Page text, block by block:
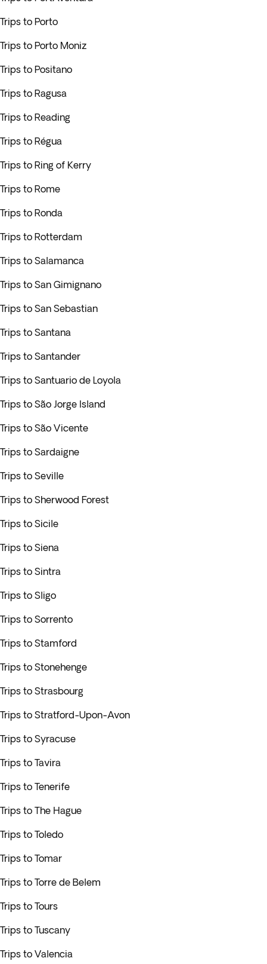
Trips to Porto
Trips to Porto Moniz
Trips to Positano
Trips to Ragusa
Trips to Reading
Trips to Régua
Trips to Ring of Kerry
Trips to Rome
Trips to Ronda
Trips to Rotterdam
Trips to Salamanca
Trips to San Gimignano
Trips to San Sebastian
Trips to Santana
Trips to Santander
Trips to Santuario de Loyola
Trips to São Jorge Island
Trips to São Vicente
Trips to Sardaigne
Trips to Seville
Trips to Sherwood Forest
Trips to Sicile
Trips to Siena
Trips to Sintra
Trips to Sligo
Trips to Sorrento
Trips to Stamford
Trips to Stonehenge
Trips to Strasbourg
Trips to Stratford-Upon-Avon
Trips to Syracuse
Trips to Tavira
Trips to Tenerife
Trips to The Hague
Trips to Toledo
Trips to Tomar
Trips to Torre de Belem
Trips to Tours
Trips to Tuscany
Trips to Valencia